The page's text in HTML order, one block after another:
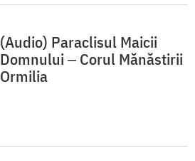
(Audio) Paraclisul Maicii
Domnului ‒ Corul Mănăstirii
Ormilia